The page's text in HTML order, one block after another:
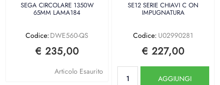
SEGA CIRCOLARE 1350W
65MM LAMA184
Codice: DWE560-QS
€ 235,00
Articolo Esaurito
SE12 SERIE CHIAVI C ON
IMPUGNATURA
Codice: U02990281
€ 227,00
AGGIUNGI